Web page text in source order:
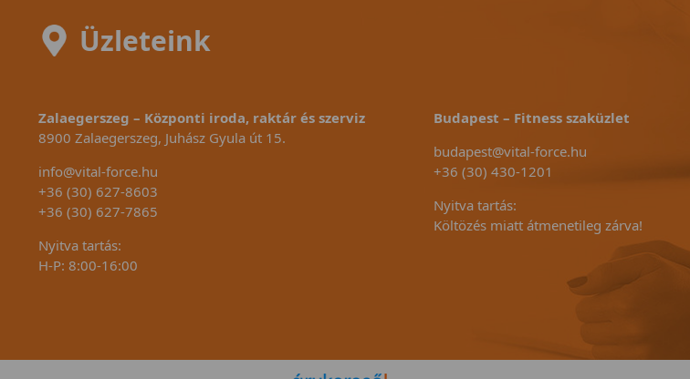
Üzleteink
Zalaegerszeg – Központi iroda, raktár és szerviz
8900 Zalaegerszeg, Juhász Gyula út 15.
info@vital-force.hu
+36 (30) 627-8603
+36 (30) 627-7865
Nyitva tartás:
H-P: 8:00-16:00
Budapest – Fitness szaküzlet
budapest@vital-force.hu
+36 (30) 430-1201
Nyitva tartás:
Költözés miatt átmenetileg zárva!